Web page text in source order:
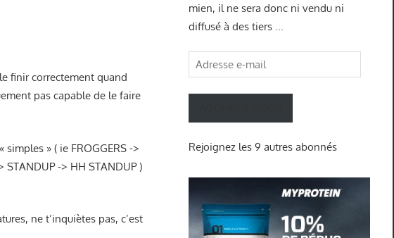
finir correctement quand
pas capable de le faire
» ( ie FROGGERS ->
STANDUP -> HH STANDUP )
ne t’inquiètes pas, c’est
mien, il ne sera donc ni vendu ni
diffusé à des tiers ...
Adresse
e-
mail
Rejoignez les 9 autres abonnés